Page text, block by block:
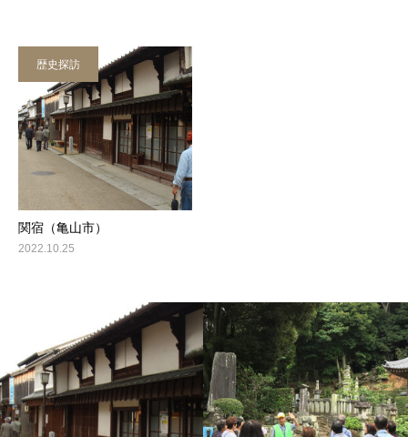
歴史探訪
関宿（亀山市）
2022.10.25